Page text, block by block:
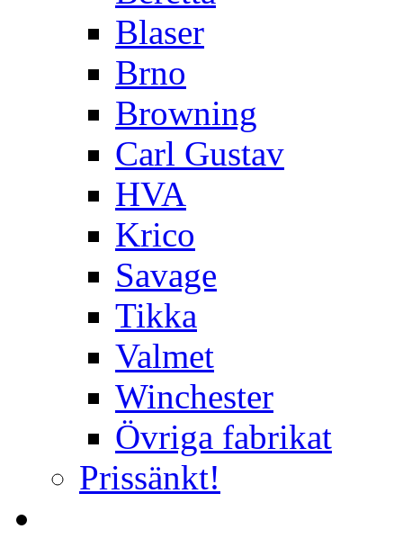
Blaser
Brno
Browning
Carl Gustav
HVA
Krico
Savage
Tikka
Valmet
Winchester
Övriga fabrikat
Prissänkt!